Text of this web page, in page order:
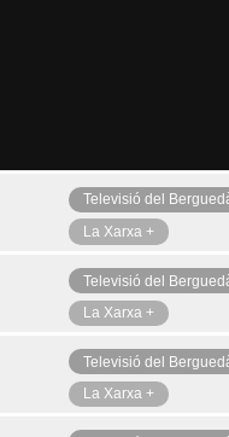
Ahir
Televisió del
La Xarxa +
Televisió del
La Xarxa +
Televisió del
La Xarxa +